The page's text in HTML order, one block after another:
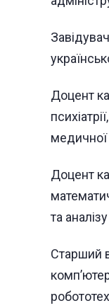
Доцент
медичної
Доцент
та
Старший